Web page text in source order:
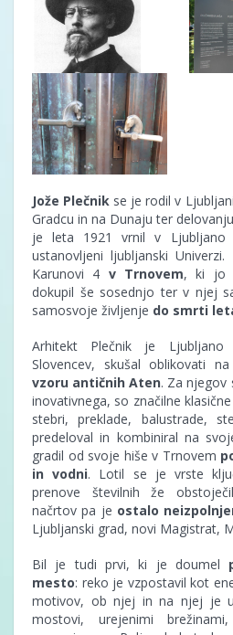
Jože Plečnik se je rodil v Ljubljani
Gradcu in na Dunaju ter
je leta 1921 vrnil v
ustanovljeni ljubljanski
Karunovi 4 v Trnovem, ki jo
dokupil še sosednjo ter v njej
samosvoje življenje do smrti
Arhitekt Plečnik je
Slovencev, skušal oblikovati
vzoru antičnih Aten. Za njegov
inovativnega, so značilne
stebri, preklade, balustrade,
predeloval in kombiniral na
gradil od svoje hiše v Trnovem
in vodni. Lotil se je vrste
prenove številnih že
načrtov pa je ostalo
Ljubljanski grad, novi Magistrat,
Bil je tudi prvi, ki je doumel
mesto: reko je vzpostavil kot
motivov, ob njej in na njej je
mostovi, urejenimi